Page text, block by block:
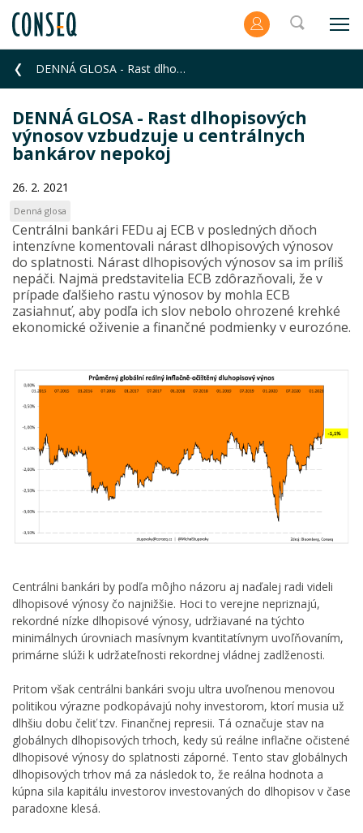
DENNÁ GLOSA - Rast dlhopisových výnosov vzbudzuje u centrálnych bankárov nepokoj
DENNÁ GLOSA - Rast dlhopisových
výnosov vzbudzuje u centrálnych
bankárov nepokoj
26. 2. 2021
Denná glosa
Centrálni bankári FEDu aj ECB v posledných dňoch
intenzívne komentovali nárast dlhopisových výnosov
do splatnosti. Nárast dlhopisových výnosov sa im príliš
nepáči. Najmä predstavitelia ECB zdôrazňovali, že v
prípade ďalšieho rastu výnosov by mohla ECB
zasiahnuť, aby podľa ich slov nebolo ohrozené krehké
ekonomické oživenie a finančné podmienky v eurozóne.
Centrálni bankári by podľa môjho názoru aj naďalej radi videli
dlhopisové výnosy čo najnižšie. Hoci to verejne nepriznajú,
rekordné nízke dlhopisové výnosy, udržiavané na týchto
minimálnych úrovniach masívnym kvantitatívnym uvoľňovaním,
primárne slúži k udržateľnosti rekordnej vládnej zadlženosti.
Pritom však centrálni bankári svoju ultra uvoľnenou menovou
politikou výrazne podkopávajú nohy investorom, ktorí musia už
dlhšiu dobu čeliť tzv. Finančnej represii. Tá označuje stav na
globálnych dlhopisových trhoch, kedy sú reálne inflačne očistené
dlhopisové výnosy do splatnosti záporné. Tento stav globálnych
dlhopisových trhov má za následok to, že reálna hodnota a
kúpna sila kapitálu investorov investovaných do dlhopisov v čase
paradoxne klesá.